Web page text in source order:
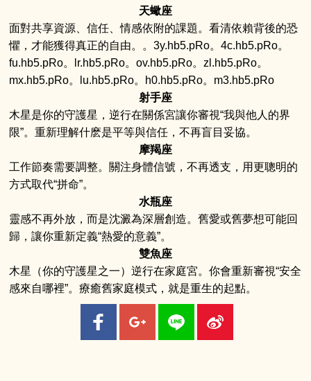
天蠍座
面對共享資源、信任、情感依附的課題。看清依賴背後的恐
懼，才能獲得真正的自由。。3y.hb5.pRo。4c.hb5.pRo。
fu.hb5.pRo。lr.hb5.pRo。ov.hb5.pRo。zl.hb5.pRo。
mx.hb5.pRo。lu.hb5.pRo。h0.hb5.pRo。m3.hb5.pRo
射手座
木星是你的守護星，逆行在關係宮讓你審視“我與他人的界
限”。重新理解什麽是平等與信任，不再盲目妥協。
摩羯座
工作節奏需要調整。關注身體信號，不再透支，用更聰明的
方式取代“拼命”。
水瓶座
靈感不再外放，而是沈澱為深層創造。舊愛或舊夢想可能回
歸，讓你重新定義“熱愛的意義”。
雙魚座
木星（你的守護星之一）逆行在家庭宮。你會重新審視“安全
感來自哪裡”。療癒舊家庭模式，就是重生的起點。